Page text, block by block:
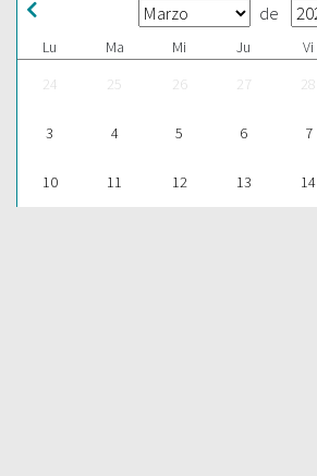
de
Lu Ma Mi Ju Vi
24
25 26 27 28
3 4 5 6 7
10 11 12 13 14